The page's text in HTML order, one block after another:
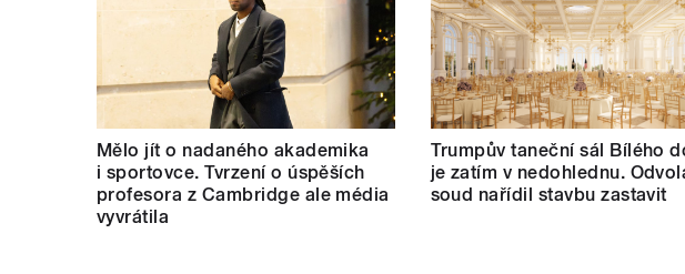
Mělo jít o nadaného akademika
i sportovce. Tvrzení o úspěších
profesora z Cambridge ale média
vyvrátila
Trumpův taneční sál Bílého
je zatím v nedohlednu.
soud nařídil stavbu zastavit